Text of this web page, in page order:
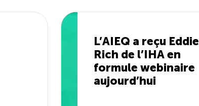
L’AIEQ a reçu Eddie
Rich de l’IHA en
formule webinaire
aujourd’hui